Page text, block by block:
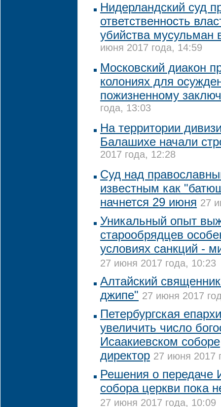
Нидерландский суд
ответственность
убийства мусульман
июня 2017 года, 14:59
Московский диакон
колониях для
пожизненному
года, 13:03
На территории
Балашихе начали
2017 года, 12:28
Суд над
известным как
начнется 29 июня 27
Уникальный опыт
старообрядцев
условиях санкций -
27 июня 2017 года, 10:23
Алтайский
джипе" 27 июня 2017
Петербургская
увеличить число
Исаакиевском
директор 27 июня 2017
Решения о передаче
собора церкви пока
27 июня 2017 года, 10:09